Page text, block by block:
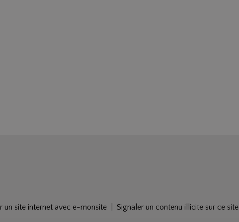
un site internet avec e-monsite Signaler un contenu illicite sur ce site